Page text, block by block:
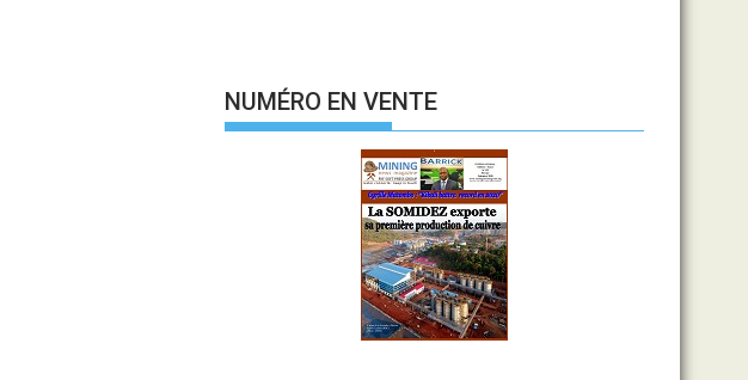
NUMÉRO EN VENTE